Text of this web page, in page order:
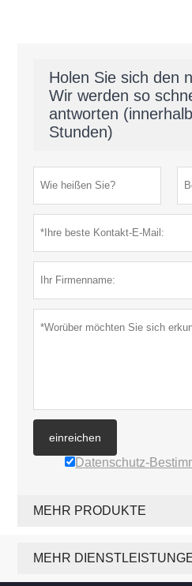
Holen Sie sich den
Wir werden so
antworten
Stunden)
einreichen
Datenschutz-
MEHR PRODUKTE
MEHR